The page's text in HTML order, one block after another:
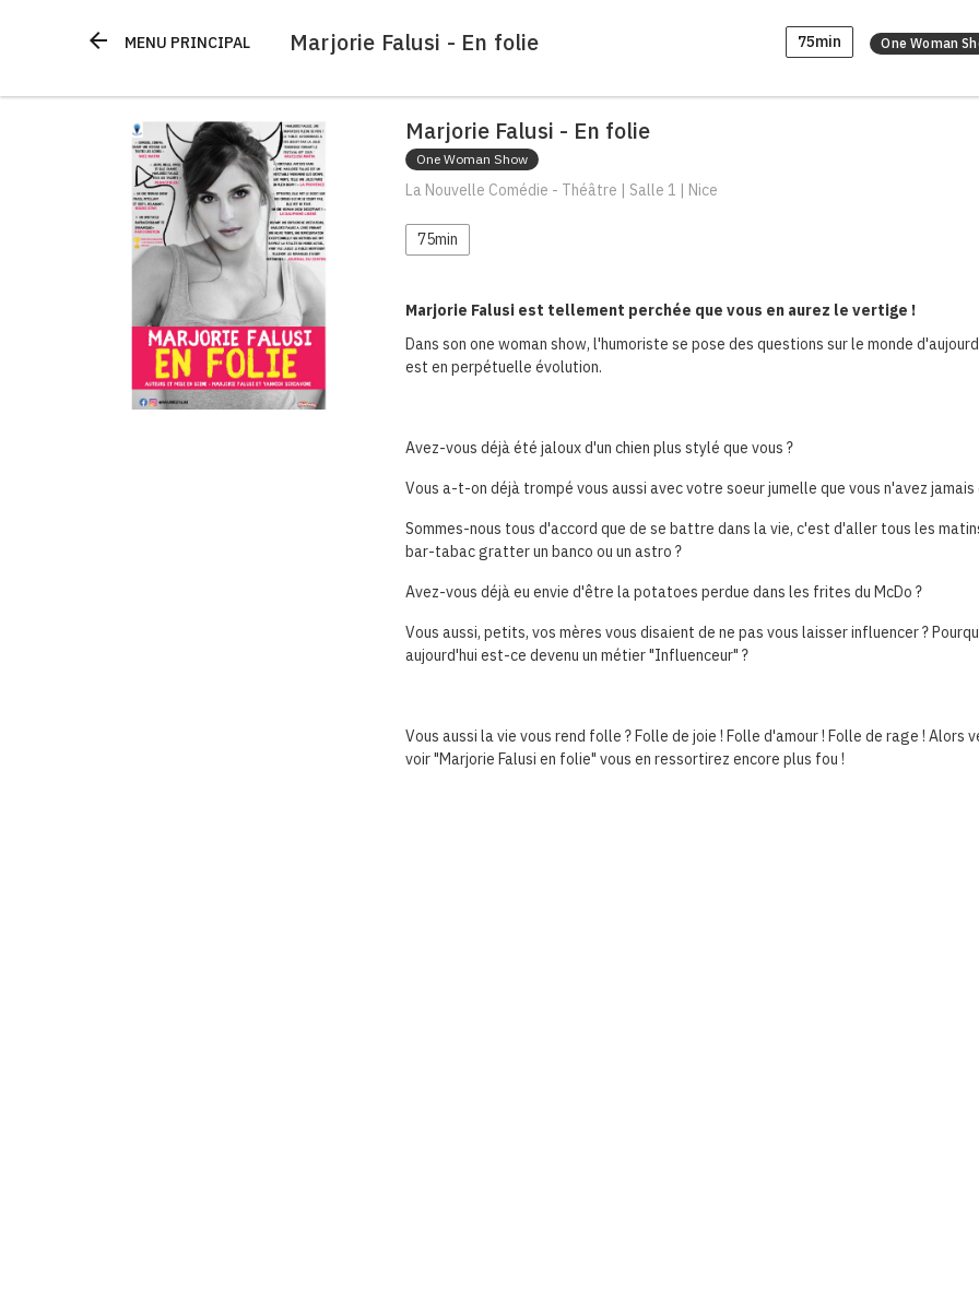
arrow_back MENU PRINCIPAL Marjorie Falusi - En folie 75min One Woman
Marjorie Falusi - En folie
One Woman Show
La Nouvelle Comédie - Théâtre | Salle 1 | Nice
75min
Marjorie Falusi est tellement perchée que vous en aurez le vertige !
Dans son one woman show, l'humoriste se pose des questions sur le monde
est en perpétuelle évolution.
Avez-vous déjà été jaloux d'un chien plus stylé que vous ?
Vous a-t-on déjà trompé vous aussi avec votre soeur jumelle que vous n'avez jamais
Sommes-nous tous d'accord que de se battre dans la vie, c'est d'aller tous les
bar-tabac gratter un banco ou un astro ?
Avez-vous déjà eu envie d'être la potatoes perdue dans les frites du McDo ?
Vous aussi, petits, vos mères vous disaient de ne pas vous laisser influencer ?
aujourd'hui est-ce devenu un métier "Influenceur" ?
Vous aussi la vie vous rend folle ? Folle de joie ! Folle d'amour ! Folle de rage ! Alors
voir "Marjorie Falusi en folie" vous en ressortirez encore plus fou !